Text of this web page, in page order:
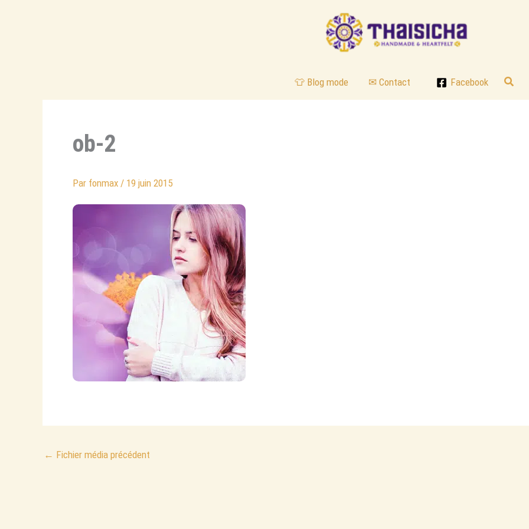
👕 Blog mode ✉ Contact Facebook
ob-2
Par fonmax / 19 juin 2015
← Fichier média précédent